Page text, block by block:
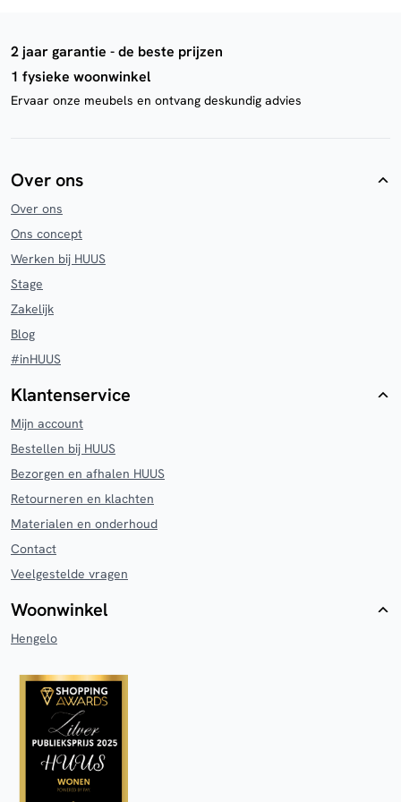
2 jaar garantie - de beste prijzen
1 fysieke woonwinkel
Ervaar onze meubels en ontvang deskundig advies
Over ons
Over ons
Ons concept
Werken bij HUUS
Stage
Zakelijk
Blog
#inHUUS
Klantenservice
Mijn account
Bestellen bij HUUS
Bezorgen en afhalen HUUS
Retourneren en klachten
Materialen en onderhoud
Contact
Veelgestelde vragen
Woonwinkel
Hengelo